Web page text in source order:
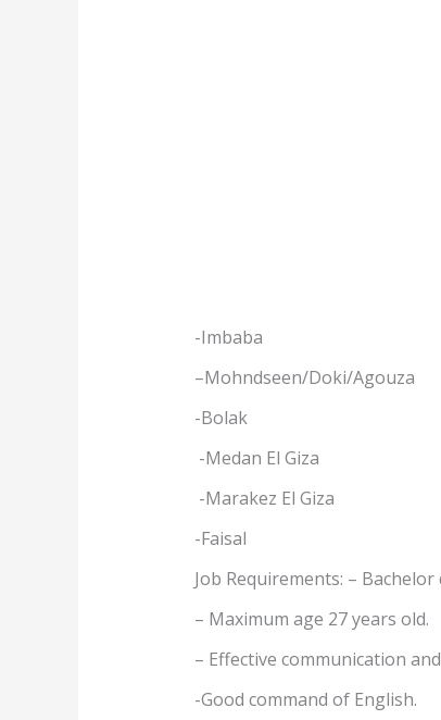
-Imbaba
–Mohndseen/Doki/Agouza
-Bolak
-Medan El Giza
-Marakez El Giza
-Faisal
Job Requirements: –
– Maximum age 27 years old.
– Effective communication
-Good command of English.